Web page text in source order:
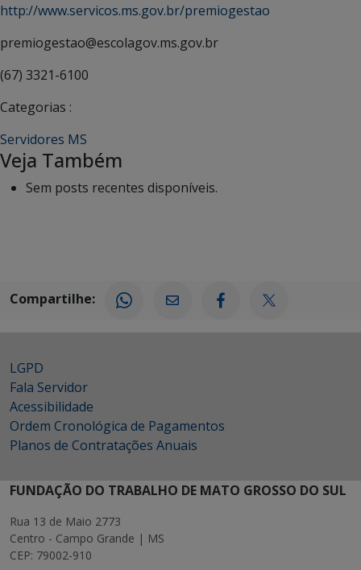
http://www.servicos.ms.gov.br/premiogestao
premiogestao@escolagov.ms.gov.br
(67) 3321-6100
Categorias :
Servidores MS
Veja Também
Sem posts recentes disponíveis.
Compartilhe:
LGPD
Fala Servidor
Acessibilidade
Ordem Cronológica de Pagamentos
Planos de Contratações Anuais
FUNDAÇÃO DO TRABALHO DE MATO GROSSO DO SUL
Rua 13 de Maio 2773
Centro - Campo Grande | MS
CEP: 79002-910